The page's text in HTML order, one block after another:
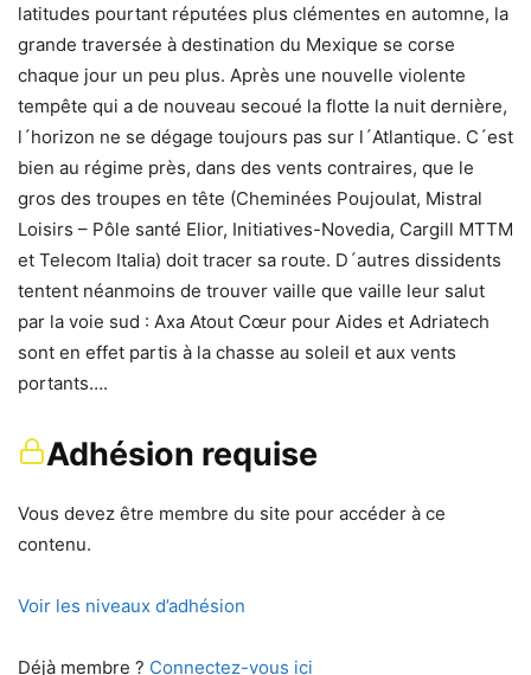
latitudes pourtant réputées plus clémentes en automne, la
grande traversée à destination du Mexique se corse
chaque jour un peu plus. Après une nouvelle violente
tempête qui a de nouveau secoué la flotte la nuit dernière,
l´horizon ne se dégage toujours pas sur l´Atlantique. C´est
bien au régime près, dans des vents contraires, que le
gros des troupes en tête (Cheminées Poujoulat, Mistral
Loisirs – Pôle santé Elior, Initiatives-Novedia, Cargill MTTM
et Telecom Italia) doit tracer sa route. D´autres dissidents
tentent néanmoins de trouver vaille que vaille leur salut
par la voie sud : Axa Atout Cœur pour Aides et Adriatech
sont en effet partis à la chasse au soleil et aux vents
portants….
Adhésion requise
Vous devez être membre du site pour accéder à ce
contenu.
Voir les niveaux d’adhésion
Déjà membre ? Connectez-vous ici